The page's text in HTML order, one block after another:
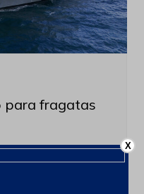
para fragatas
X